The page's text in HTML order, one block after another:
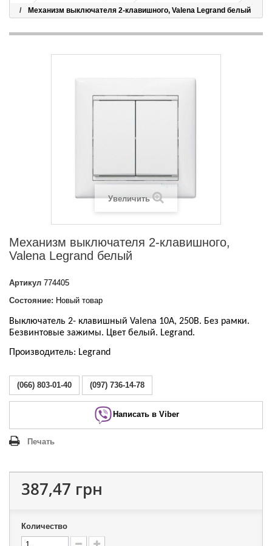
Механизм выключателя 2-клавишного, Valena Legrand белый
Увеличить
Механизм выключателя 2-клавишного,
Valena Legrand белый
Артикул 774405
Состояние: Новый товар
Выключатель 2- клавишный Valena 10А, 250В. Без рамки.
Безвинтовые зажимы. Цвет белый. Legrand.
Производитель: Legrand
(066) 803-01-40 (097) 736-14-78
Написать в Viber
Печать
387,47 грн
Количество